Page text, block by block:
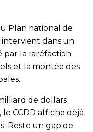
Plan national de
dans un
la raréfaction
et la montée des
de dollars
le CCDD affiche déjà
Reste un gap de